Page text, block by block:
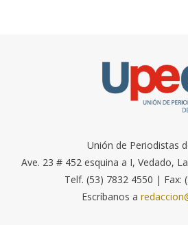
Unión de Periodistas
Ave. 23 # 452 esquina a I, Vedado,
Telf. (53) 7832 4550 | Fax:
Escríbanos a